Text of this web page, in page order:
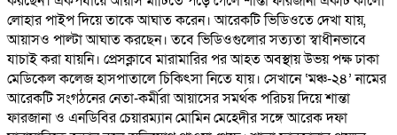
লোহার পাইপ দিয়ে তাকে আঘাত করেন। আরেকটি ভিডিওতে দেখা যায়,
আয়াসও পাল্টা আঘাত করছেন। তবে ভিডিওগুলোর সত্যতা স্বাধীনভাবে
যাচাই করা যায়নি। প্রেসক্লাবে মারামারির পর আহত অবস্থায় উভয় পক্ষ ঢাকা
মেডিকেল কলেজ হাসপাতালে চিকিৎসা নিতে যায়। সেখানে ‘মঞ্চ-২৪’ নামের
আরেকটি সংগঠনের নেতা-কর্মীরা আয়াসের সমর্থক পরিচয় দিয়ে শান্তা
ফারজানা ও এনডিবির চেয়ারম্যান মোমিন মেহেদীর সঙ্গে আরেক দফা